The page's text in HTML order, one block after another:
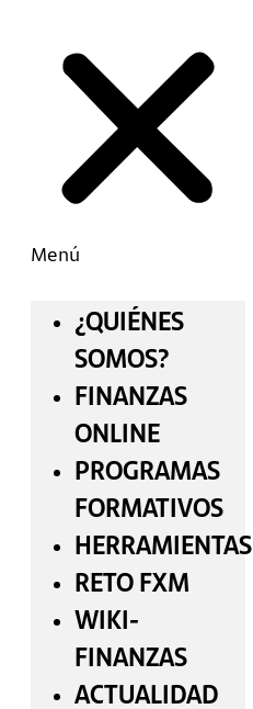
Menú
¿QUIÉNES
SOMOS?
FINANZAS
ONLINE
PROGRAMAS
FORMATIVOS
HERRAMIENTAS
RETO FXM
WIKI-
FINANZAS
ACTUALIDAD